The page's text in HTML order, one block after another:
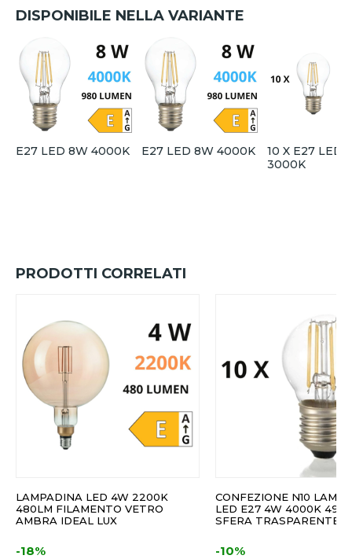
DISPONIBILE NELLA VARIANTE
E27 LED 8W 4000K E27 LED 8W 4000K
10 X E27 LED
3000K
PRODOTTI CORRELATI
LAMPADINA LED 4W 2200K
480LM FILAMENTO VETRO
AMBRA IDEAL LUX
-18%
CONFEZIONE N10
LED E27 4W 4000K
SFERA TRASPARENTE
-10%